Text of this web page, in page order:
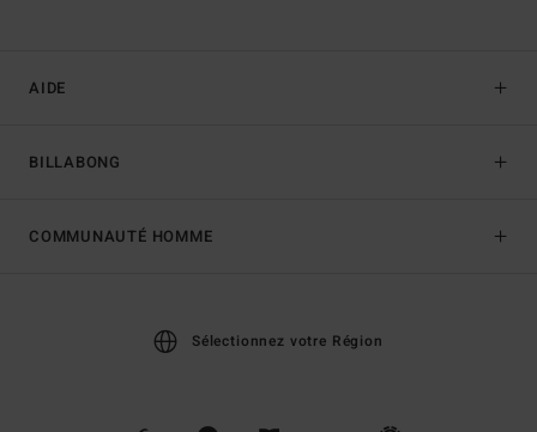
AIDE
BILLABONG
COMMUNAUTÉ HOMME
Sélectionnez votre Région